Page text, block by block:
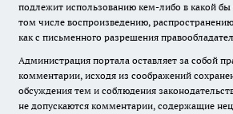
подлежит использованию кем-либо в какой
том числе воспроизведению,
как с письменного разрешения
Администрация портала оставляет за собой
комментарии, исходя из соображений
обсуждения тем и соблюдения
не допускаются комментарии, содержащие